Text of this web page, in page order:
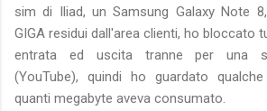
sim di Iliad, un Samsung Galaxy Note
GIGA residui dall'area clienti, ho bloccato
entrata ed uscita tranne per una
(YouTube), quindi ho guardato
quanti megabyte aveva consumato.